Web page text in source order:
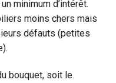
minimum d’intérêt.
moins chers mais
défauts (petites
bouquet, soit le